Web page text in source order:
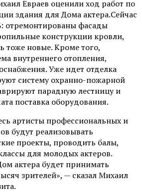
Евраев оценили ход работ по
здания для Дома актера.Сейчас
отремонтированы фасады
конструкции кровли,
тоже новые. Кроме того,
внутреннего отопления,
Уже идет отделка
систему охранно-пожарной
парадную лестницу и
поставка оборудования.
артисты профессиональных и
будут реализовывать
проекты, проводить балы,
для молодых актеров.
актера будет принимать
зрителей», — сказал Михаил